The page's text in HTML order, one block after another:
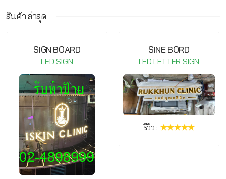
กรุณาเข้าสู่ระบบ จึงจะสามารถ เขียนรีวิวสินค้านี้ได้
สินค้า ล่าสุด
SIGN BOARD
LED SIGN
SINE BORD
LED LETTER SIGN
รีวิว :